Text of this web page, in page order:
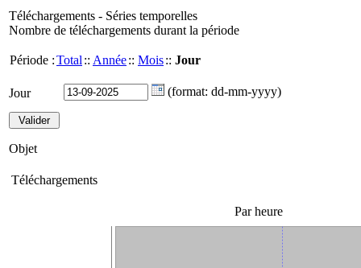
Téléchargements - Séries temporelles
Nombre de téléchargements durant la période
Période :Total :: Année:: Mois:: Jour
Jour (format: dd-mm-yyyy)
Objet
Téléchargements
Par heure